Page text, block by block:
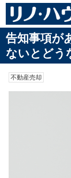
告知事項が
ないとどう
不動産売却